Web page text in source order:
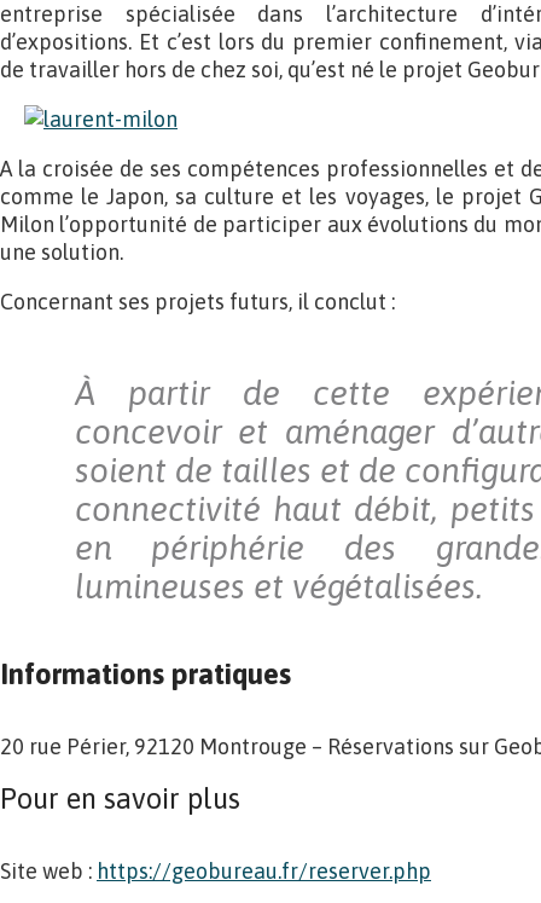
entreprise spécialisée dans l’architecture
d’expositions. Et c’est lors du premier confinement,
de travailler hors de chez soi, qu’est né le projet
A la croisée de ses compétences professionnelles et
comme le Japon, sa culture et les voyages, le projet
Milon l’opportunité de participer aux évolutions du
une solution.
Concernant ses projets futurs, il conclut :
À partir de cette
concevoir et aménager
soient de tailles et de
connectivité haut débit,
en périphérie des
lumineuses et végétalisées.
Informations pratiques
20 rue Périer, 92120 Montrouge – Réservations sur
Pour en savoir plus
Site web : https://geobureau.fr/reserver.php